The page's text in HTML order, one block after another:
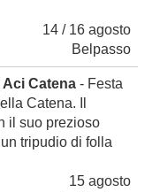
14 / 16 agosto
Belpasso
Aci Catena - Festa
Catena. Il
il suo prezioso
tripudio di folla
15 agosto